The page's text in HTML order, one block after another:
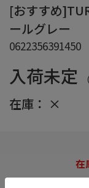
[おすすめ
ールグレー
0622356391450
入荷未定
在庫： ×
在